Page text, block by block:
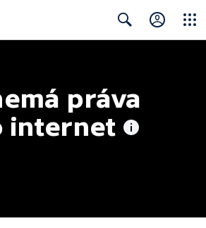
práva
internet